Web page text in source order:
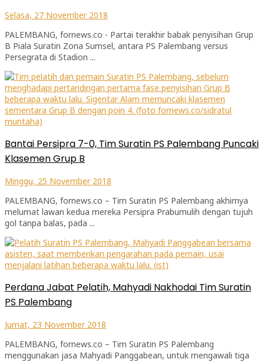
Selasa, 27 November 2018
PALEMBANG, fornews.co - Partai terakhir babak penyisihan Grup
B Piala Suratin Zona Sumsel, antara PS Palembang versus
Persegrata di Stadion ...
Bantai Persipra 7-0, Tim Suratin PS Palembang Puncaki
Klasemen Grup B
Minggu, 25 November 2018
PALEMBANG, fornews.co – Tim Suratin PS Palembang akhirnya
melumat lawan kedua mereka Persipra Prabumulih dengan tujuh
gol tanpa balas, pada ...
Perdana Jabat Pelatih, Mahyadi Nakhodai Tim Suratin
PS Palembang
Jumat, 23 November 2018
PALEMBANG, fornews.co – Tim Suratin PS Palembang
menggunakan jasa Mahyadi Panggabean, untuk mengawali tiga